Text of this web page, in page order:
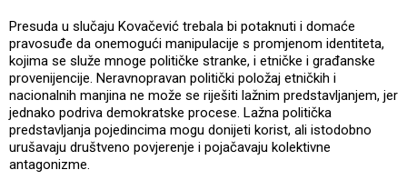
Presuda u slučaju Kovačević trebala bi potaknuti i domaće
pravosuđe da onemogući manipulacije s promjenom identiteta,
kojima se služe mnoge političke stranke, i etničke i građanske
provenijencije. Neravnopravan politički položaj etničkih i
nacionalnih manjina ne može se riješiti lažnim predstavljanjem, jer
jednako podriva demokratske procese. Lažna politička
predstavljanja pojedincima mogu donijeti korist, ali istodobno
urušavaju društveno povjerenje i pojačavaju kolektivne
antagonizme.